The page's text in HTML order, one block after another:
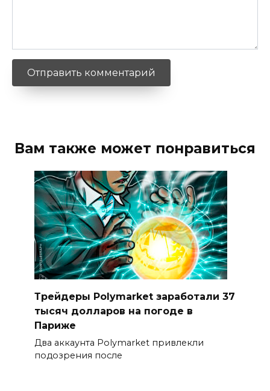
Вам также может понравиться
Трейдеры Polymarket заработали 37
тысяч долларов на погоде в
Париже
Два аккаунта Polymarket привлекли
подозрения после